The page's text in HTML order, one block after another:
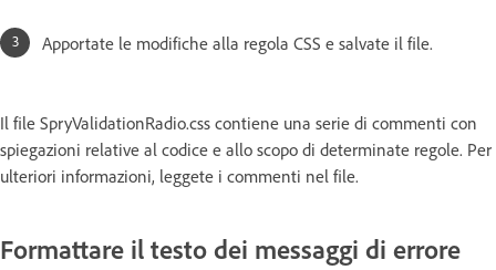
Apportate le modifiche alla regola CSS e salvate il file.
Il file SpryValidationRadio.css contiene una serie di commenti con
spiegazioni relative al codice e allo scopo di determinate regole. Per
ulteriori informazioni, leggete i commenti nel file.
Formattare il testo dei messaggi di errore